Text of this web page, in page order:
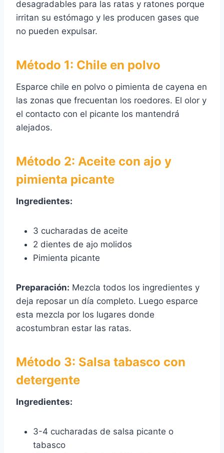
desagradables para las ratas y ratones porque
irritan su estómago y les producen gases que
no pueden expulsar.
Método 1: Chile en polvo
Esparce chile en polvo o pimienta de cayena en
las zonas que frecuentan los roedores. El olor y
el contacto con el picante los mantendrá
alejados.
Método 2: Aceite con ajo y
pimienta picante
Ingredientes:
3 cucharadas de aceite
2 dientes de ajo molidos
Pimienta picante
Preparación: Mezcla todos los ingredientes y
deja reposar un día completo. Luego esparce
esta mezcla por los lugares donde
acostumbran estar las ratas.
Método 3: Salsa tabasco con
detergente
Ingredientes:
3-4 cucharadas de salsa picante o
tabasco